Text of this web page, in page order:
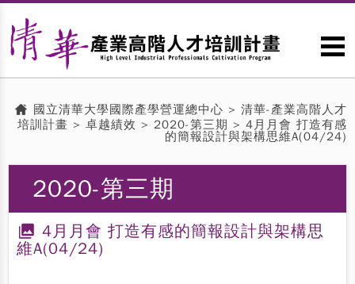
國立清華大學國際產學營運總中心 > 清華-產業高階人才
培訓計畫 > 卓越績效 > 2020-第三期 > 4月月會 打造有感
的簡報設計與架構思維A(04/24)
2020-第三期
4月月會 打造有感的簡報設計與架構思
維A(04/24)